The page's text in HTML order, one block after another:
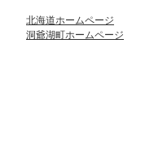
北海道ホームページ
洞爺湖町ホームページ